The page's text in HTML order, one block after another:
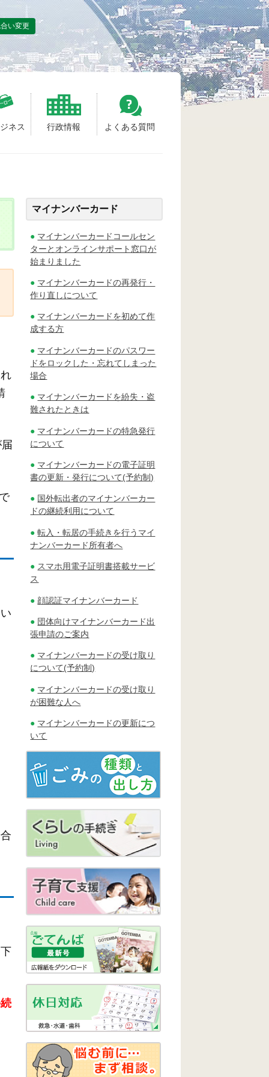
ネス 行政情報 よくある質問
い変更
マイナンバーカード
マイナンバーカードコールセン
ターとオンラインサポート窓口が
始まりました
マイナンバーカードの再発行・
作り直しについて
マイナンバーカードを初めて作
成する方
マイナンバーカードのパスワー
ドをロックした・忘れてしまった
場合
マイナンバーカードを紛失・盗
難されたときは
マイナンバーカードの特急発行
について
マイナンバーカードの電子証明
書の更新・発行について(予約制)
国外転出者のマイナンバーカー
ドの継続利用について
転入・転居の手続きを行うマイ
ナンバーカード所有者へ
スマホ用電子証明書搭載サービ
ス
顔認証マイナンバーカード
団体向けマイナンバーカード出
張申請のご案内
マイナンバーカードの受け取り
について(予約制)
マイナンバーカードの受け取り
が困難な人へ
マイナンバーカードの更新につ
いて